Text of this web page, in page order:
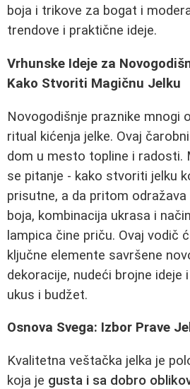
boja i trikove za bogat i
trendove i praktične ideje.
Vrhunske Ideje za
Kako Stvoriti Magičnu Jelku
Novogodišnje praznike mnogi
ritual kićenja jelke. Ovaj
dom u mesto topline i radosti.
se pitanje - kako stvoriti jelku
prisutne, a da pritom odražava
boja, kombinacija ukrasa i
lampica čine priču. Ovaj vodič
ključne elemente savršene
dekoracije, nudeći brojne ideje
ukus i budžet.
Osnova Svega: Izbor Prave
Kvalitetna veštačka jelka je
koja je gusta i sa dobro